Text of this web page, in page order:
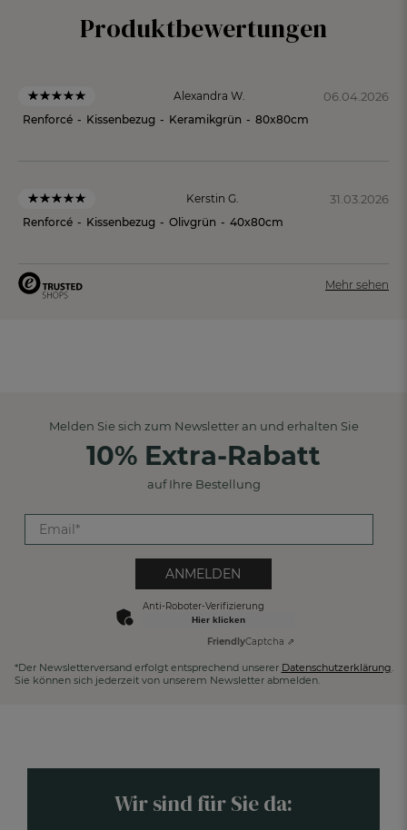
Produktbewertungen
Alexandra W. 06.04.2026
Renforcé - Kissenbezug - Keramikgrün - 80x80cm
Kerstin G. 31.03.2026
Renforcé - Kissenbezug - Olivgrün - 40x80cm
Mehr sehen
Melden Sie sich zum Newsletter an und erhalten Sie
10% Extra-Rabatt
auf Ihre Bestellung
ANMELDEN
Anti-Roboter-Verifizierung
Hier klicken
FriendlyCaptcha ⇗
*Der Newsletterversand erfolgt entsprechend unserer Datenschutzerklärung.
Sie können sich jederzeit von unserem Newsletter abmelden.
Wir sind für Sie da: